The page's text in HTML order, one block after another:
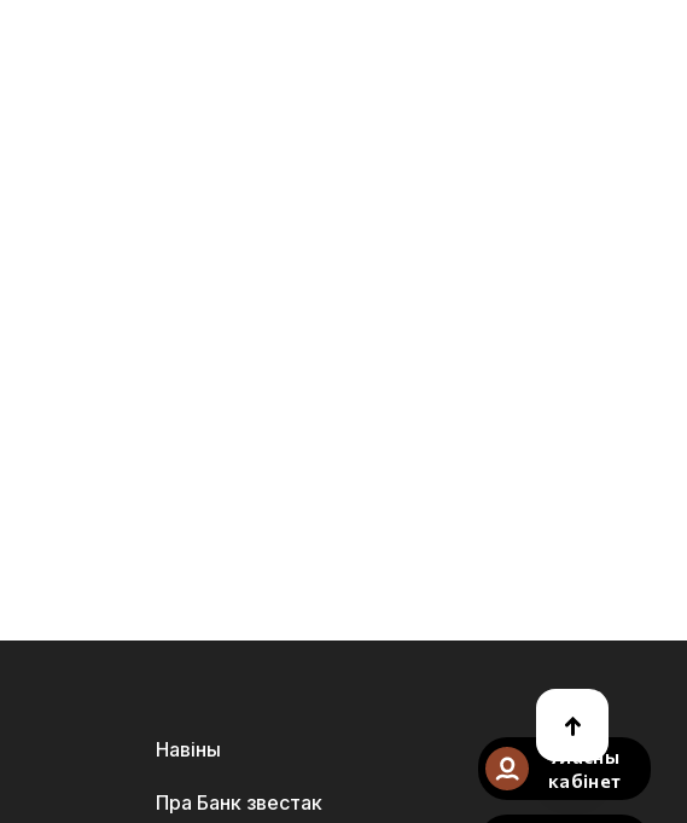
Навіны
Пра Банк звестак
Уласны
кабінет